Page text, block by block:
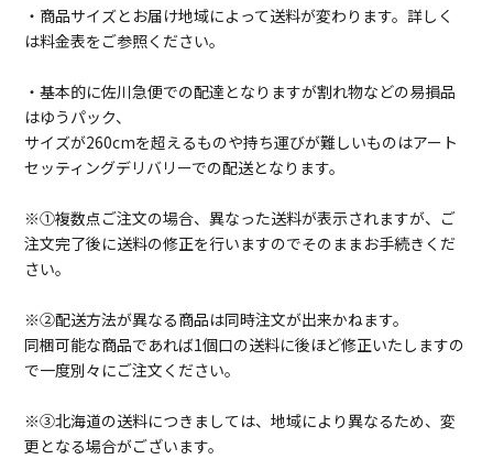
・商品サイズとお届け地域によって送料が変わります。詳しく
は料金表をご参照ください。
・基本的に佐川急便での配達となりますが割れ物などの易損品
はゆうパック、
サイズが260cmを超えるものや持ち運びが難しいものはアート
セッティングデリバリーでの配送となります。
※①複数点ご注文の場合、異なった送料が表示されますが、ご
注文完了後に送料の修正を行いますのでそのままお手続きくだ
さい。
※②配送方法が異なる商品は同時注文が出来かねます。
同梱可能な商品であれば1個口の送料に後ほど修正いたしますの
で一度別々にご注文ください。
※③北海道の送料につきましては、地域により異なるため、変
更となる場合がございます。